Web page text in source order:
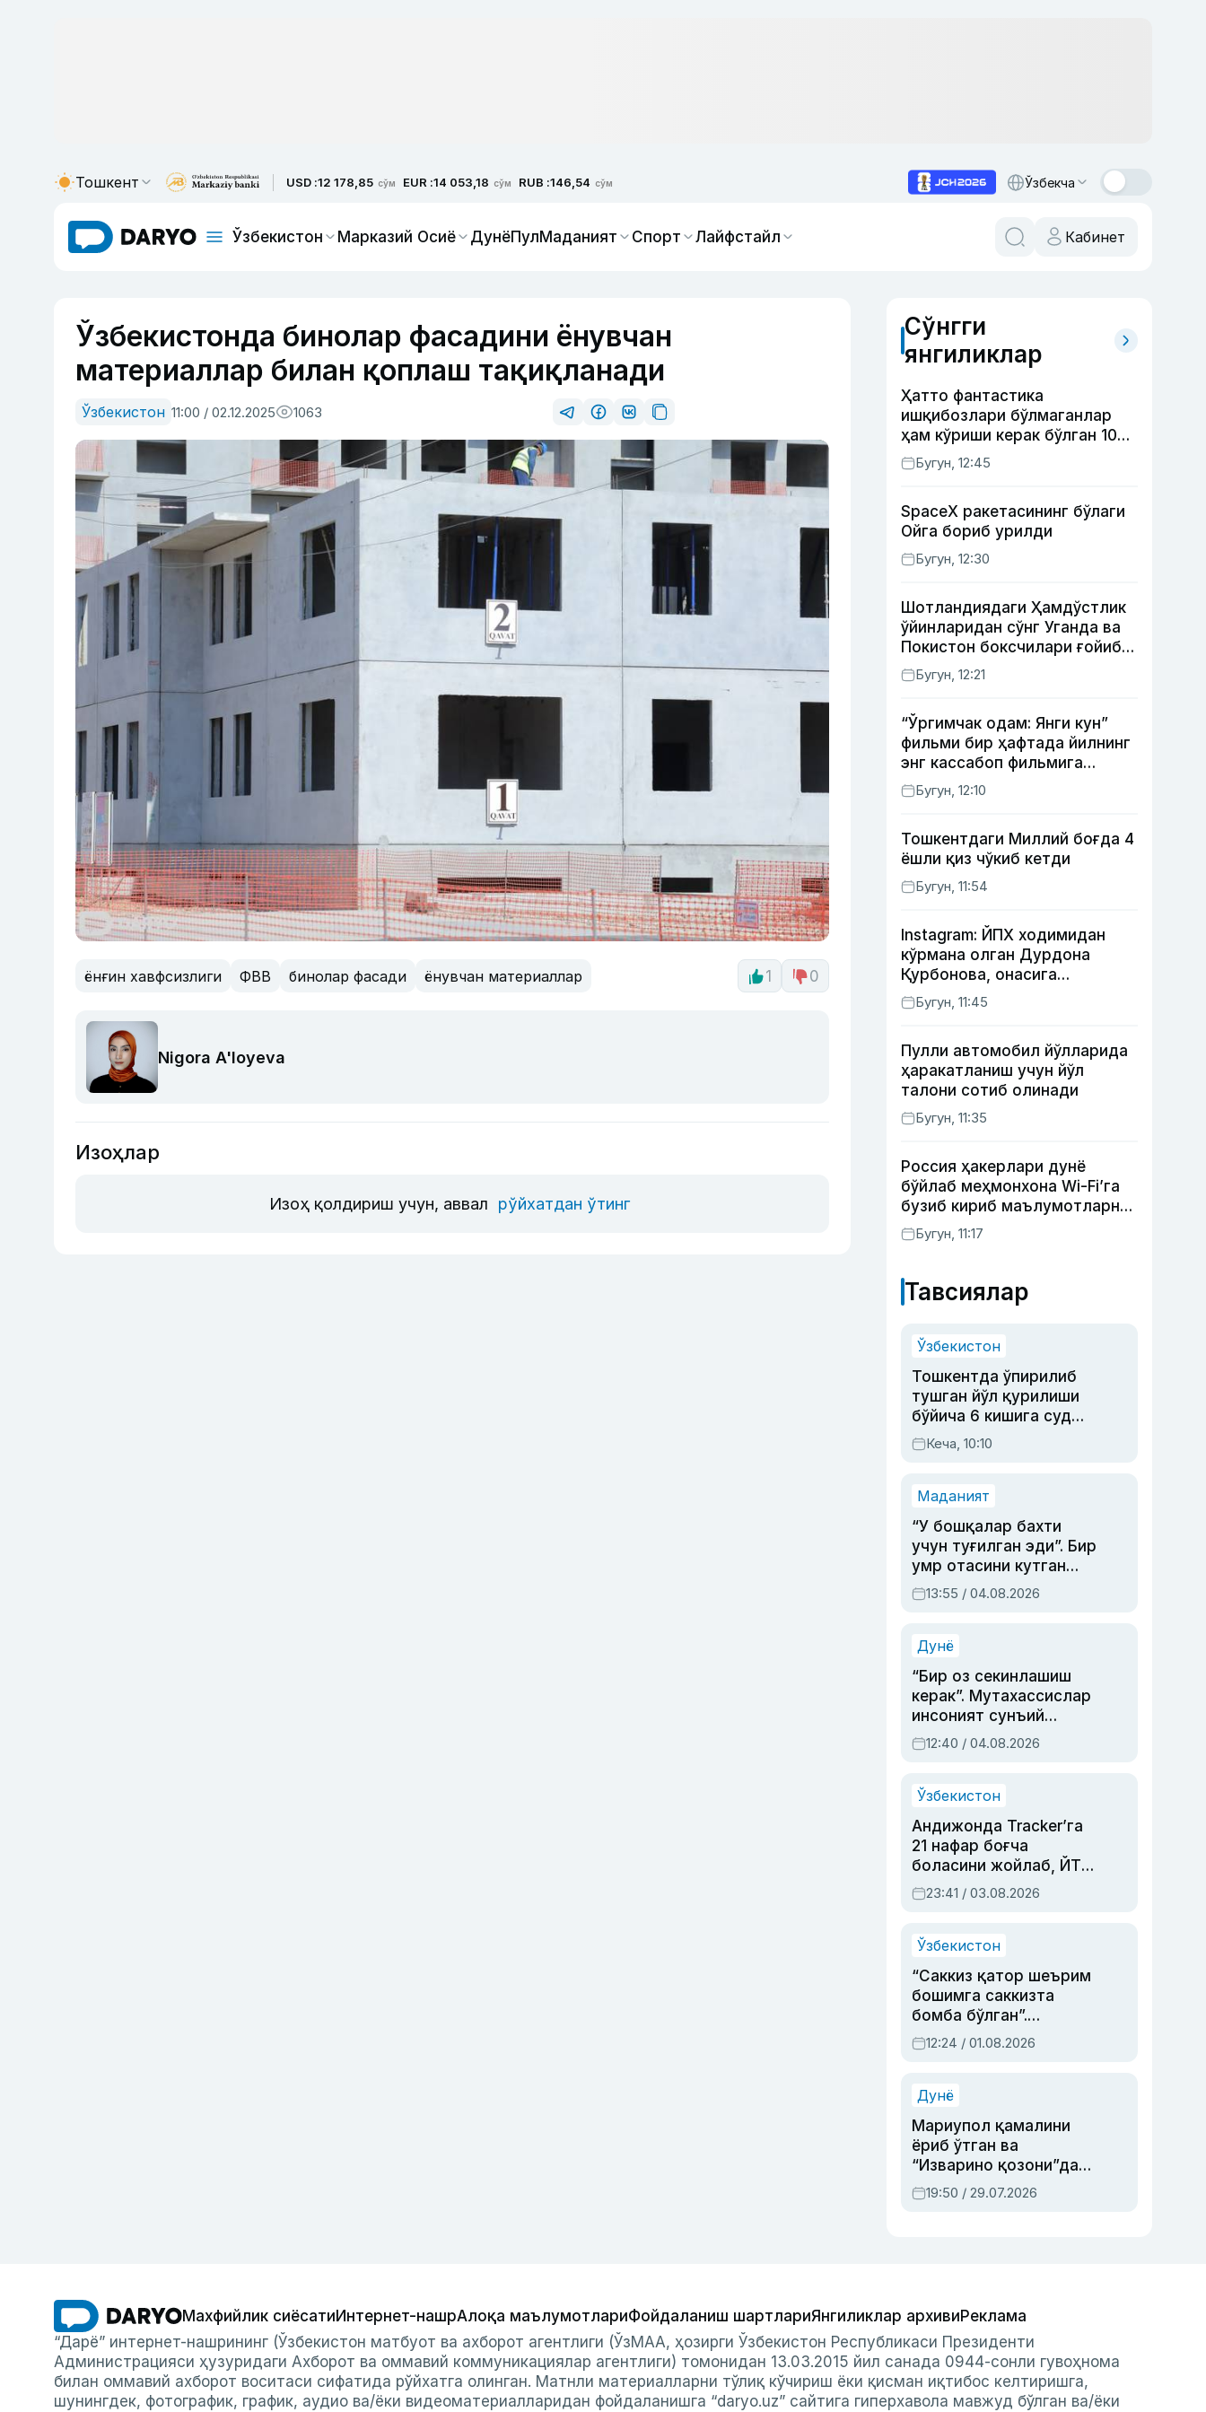
Тошкент USD :12 178,85 сўм EUR :14 053,18 сўм RUB :146,54 сўм Ўзбекча
Ўзбекистон Марказий Осиё ДунёПулМаданият Спорт Лайфстайл Кабинет
Ўзбекистонда бинолар фасадини ёнувчан
материаллар билан қоплаш тақиқланади
Ўзбекистон 11:00 / 02.12.2025 1063
ёнғин хавфсизлиги ФВВ бинолар фасади ёнувчан материаллар 1 0
Nigora A'loyeva
Изоҳлар
Изоҳ қолдириш учун, аввал рўйхатдан ўтинг
Сўнгги
янгиликлар
Ҳатто фантастика
ишқибозлари бўлмаганлар
ҳам кўриши керак бўлган 10
та фильм
Бугун, 12:45
SpaceX ракетасининг бўлаги
Ойга бориб урилди
Бугун, 12:30
Шотландиядаги Ҳамдўстлик
ўйинларидан сўнг Уганда ва
Покистон боксчилари ғойиб
бўлди
Бугун, 12:21
“Ўргимчак одам: Янги кун”
фильми бир ҳафтада йилнинг
энг кассабоп фильмига
айланди
Бугун, 12:10
Тошкентдаги Миллий боғда 4
ёшли қиз чўкиб кетди
Бугун, 11:54
Instagram: ЙПХ ходимидан
кўрмана олган Дурдона
Қурбонова, онасига
кутилмаган совға тайёрлаган
Умид винес, хонанда Райҳон
Бугун, 11:45
Пулли автомобил йўлларида
ҳаракатланиш учун йўл
талони сотиб олинади
Бугун, 11:35
Россия ҳакерлари дунё
бўйлаб меҳмонхона Wi-Fi’га
бузиб кириб маълумотларни
ўғирламоқда — Microsoft
Бугун, 11:17
Тавсиялар
Ўзбекистон
Тошкентда ўпирилиб
тушган йўл қурилиши
бўйича 6 кишига суд
ҳукми ўқилди
Кеча, 10:10
Маданият
“У бошқалар бахти
учун туғилган эди”. Бир
умр отасини кутган
актриса ва дубльяж
устаси Римма
синовларга тўла ҳаёти
13:55 / 04.08.2026
Дунё
“Бир оз секинлашиш
керак”. Мутахассислар
инсоният сунъий
интеллектни бошқара
олмай қолишидан
12:40 / 04.08.2026
Ўзбекистон
Андижонда Tracker’га
21 нафар боғча
боласини жойлаб, ЙТҲ
содир этган аёлга суд
ҳукми ўқилди
23:41 / 03.08.2026
Ўзбекистон
“Саккиз қатор шеърим
бошимга саккизта
бомба бўлган”.
Абдулла Ориповни
сиёсий айбловлардан
12:24 / 01.08.2026
Дунё
Мариупол қамалини
ёриб ўтган ва
“Изварино қозони”дан
чиққан қаҳрамон —
Украина армияси бош
19:50 / 29.07.2026
Махфийлик сиёсатиИнтернет-нашрАлоқа маълумотлариФойдаланиш шартлариЯнгиликлар архивиРеклама
“Дарё” интернет-нашрининг (Ўзбекистон матбуот ва ахборот агентлиги (ЎзМАА, ҳозирги Ўзбекистон Республикаси Президенти
Администрацияси ҳузуридаги Ахборот ва оммавий коммуникациялар агентлиги) томонидан 13.03.2015 йил санада 0944-сонли гувоҳнома
билан оммавий ахборот воситаси сифатида рўйхатга олинган. Матнли материалларни тўлиқ кўчириш ёки қисман иқтибос келтиришга,
шунингдек, фотографик, график, аудио ва/ёки видеоматериалларидан фойдаланишга “daryo.uz” сайтига гиперхавола мавжуд бўлган ва/ёки